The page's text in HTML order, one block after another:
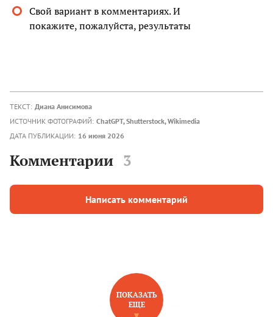
Свой вариант в комментариях. И
покажите, пожалуйста, результаты
ТЕКСТ: Диана Анисимова
ИСТОЧНИК ФОТОГРАФИЙ: ChatGPT, Shutterstock, Wikimedia
ДАТА ПУБЛИКАЦИИ: 16 июня 2026
Комментарии 3
Написать комментарий
НОВОЕ НА САЙТЕ
ПОКАЗАТЬ
ЕЩЕ